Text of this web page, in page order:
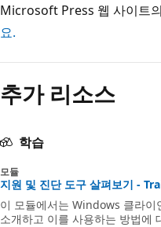
Microsoft Press 웹 사이트
요.
모
사
용
안
함
추가 리소스
학습
모듈
지원 및 진단 도구 살펴보기 -
이 모듈에서는 Windows 클라이
소개하고 이를 사용하는 방법에